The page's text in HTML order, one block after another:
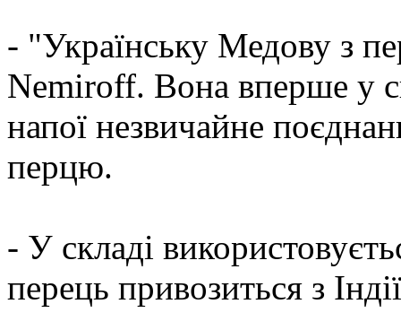
- "Українську Медову з
Nemiroff. Вона вперше у
напої незвичайне
перцю.
- У складі
перець привозиться з